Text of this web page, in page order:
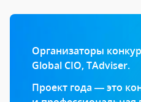
Организаторы
Global CIO, TAdviser.
Проект года — это